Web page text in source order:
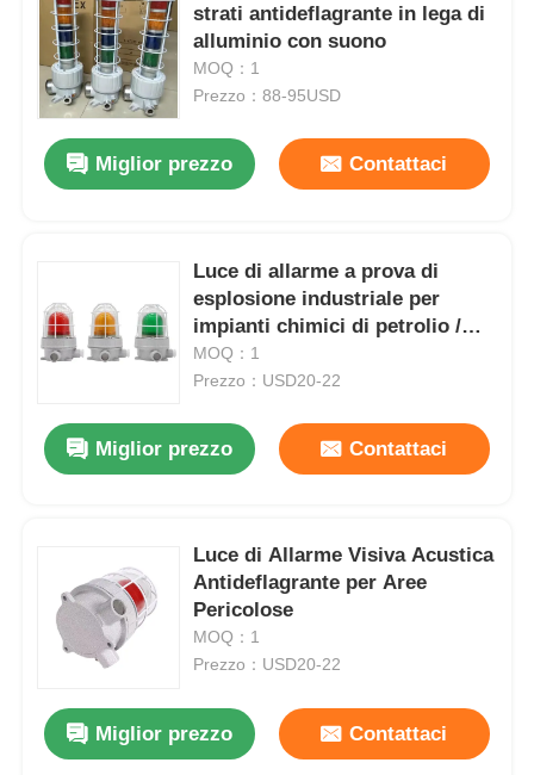
strati antideflagrante in lega di
alluminio con suono
MOQ：1
Prezzo：88-95USD
Miglior prezzo Contattaci
Luce di allarme a prova di
esplosione industriale per
impianti chimici di petrolio /
gas
MOQ：1
Prezzo：USD20-22
Miglior prezzo Contattaci
Luce di Allarme Visiva Acustica
Antideflagrante per Aree
Pericolose
MOQ：1
Prezzo：USD20-22
Miglior prezzo Contattaci